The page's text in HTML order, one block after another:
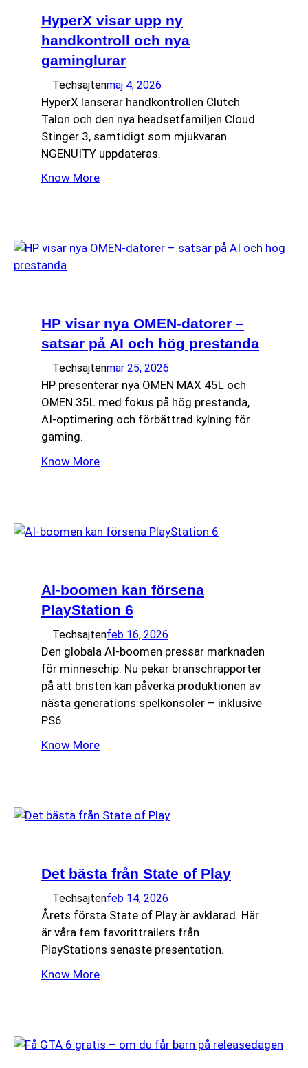
HyperX visar upp ny
handkontroll och nya
gaminglurar
Techsajtenmaj 4, 2026
HyperX lanserar handkontrollen Clutch
Talon och den nya headsetfamiljen Cloud
Stinger 3, samtidigt som mjukvaran
NGENUITY uppdateras.
Know More
HP visar nya OMEN-datorer –
satsar på AI och hög prestanda
Techsajtenmar 25, 2026
HP presenterar nya OMEN MAX 45L och
OMEN 35L med fokus på hög prestanda,
AI-optimering och förbättrad kylning för
gaming.
Know More
AI-boomen kan försena
PlayStation 6
Techsajtenfeb 16, 2026
Den globala AI-boomen pressar marknaden
för minneschip. Nu pekar branschrapporter
på att bristen kan påverka produktionen av
nästa generations spelkonsoler – inklusive
PS6.
Know More
Det bästa från State of Play
Techsajtenfeb 14, 2026
Årets första State of Play är avklarad. Här
är våra fem favorittrailers från
PlayStations senaste presentation.
Know More